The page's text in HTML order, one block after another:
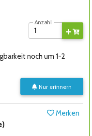
Anzahl
noch um 1-2
Nur erinnern
Merken